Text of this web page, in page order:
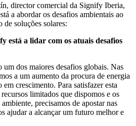
director comercial da Signify Iberia,
a abordar os desafios ambientais ao
de soluções solares:
está a lidar com os atuais desafios
um dos maiores desafios globais. Nas
a um aumento da procura de energia
crescimento. Para satisfazer esta
limitados que dispomos e os
precisamos de apostar nas
ajudar a alcançar um futuro melhor e